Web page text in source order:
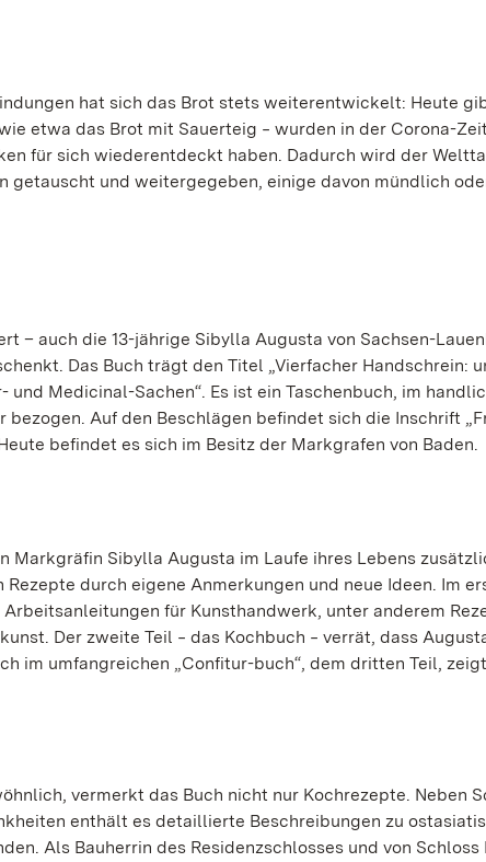
hat sich das Brot stets weiterentwickelt: Heute
etwa das Brot mit Sauerteig ‒ wurden in der Corona-
für sich wiederentdeckt haben. Dadurch wird der
getauscht und weitergegeben, einige davon mündlich
– auch die 13-jährige Sibylla Augusta von Sachsen-
Das Buch trägt den Titel „Vierfacher Handschrein:
Medicinal-Sachen“. Es ist ein Taschenbuch, im
bezogen. Auf den Beschlägen befindet sich die Inschrift
befindet es sich im Besitz der Markgrafen von Baden.
Markgräfin Sibylla Augusta im Laufe ihres Lebens
durch eigene Anmerkungen und neue Ideen. Im
für Kunsthandwerk, unter anderem
Der zweite Teil ‒ das Kochbuch ‒ verrät, dass
im umfangreichen „Confitur-buch“, dem dritten Teil,
vermerkt das Buch nicht nur Kochrezepte. Neben
enthält es detaillierte Beschreibungen zu
Als Bauherrin des Residenzschlosses und von